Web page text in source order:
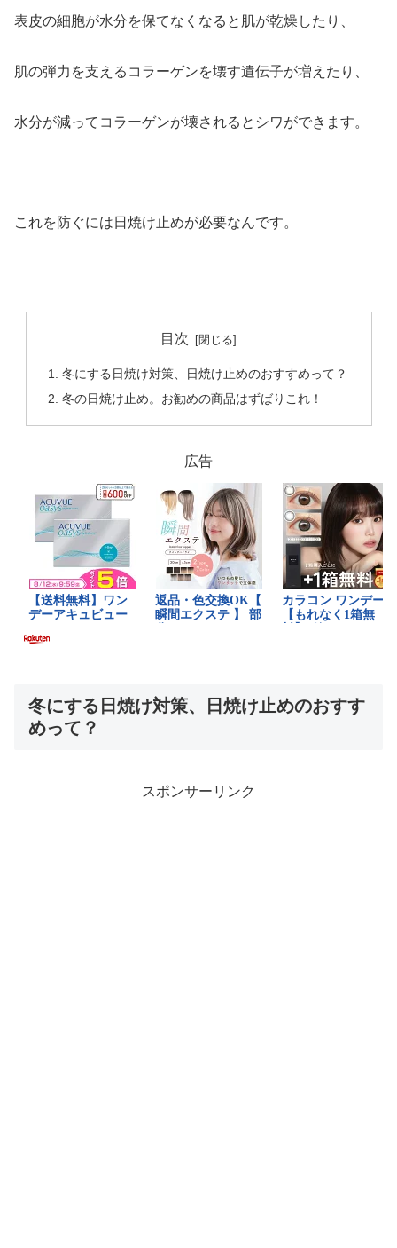
表皮の細胞が水分を保てなくなると肌が乾燥したり、
肌の弾力を支えるコラーゲンを壊す遺伝子が増えたり、
水分が減ってコラーゲンが壊されるとシワができます。
これを防ぐには日焼け止めが必要なんです。
目次
冬にする日焼け対策、日焼け止めのおすすめって？
冬の日焼け止め。お勧めの商品はずばりこれ！
広告
冬にする日焼け対策、日焼け止めのおすす
めって？
スポンサーリンク